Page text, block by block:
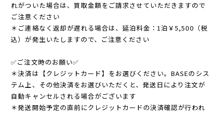
れがついた場合は、買取金額をご請求させていただきますので
ご注意ください
＊ご連絡なく返却が遅れる場合は、延泊料金：1泊￥5,500（税
込）が発生いたしますので、ご注意ください
✅ご注文時のお願い✅
＊決済は【クレジットカード】をお選びください。BASEのシス
テム上、その他決済をお選びいただくと、発送日により注文が
自動キャンセルされる場合がございます
＊発送開始予定の直前にクレジットカードの決済確認が行われ